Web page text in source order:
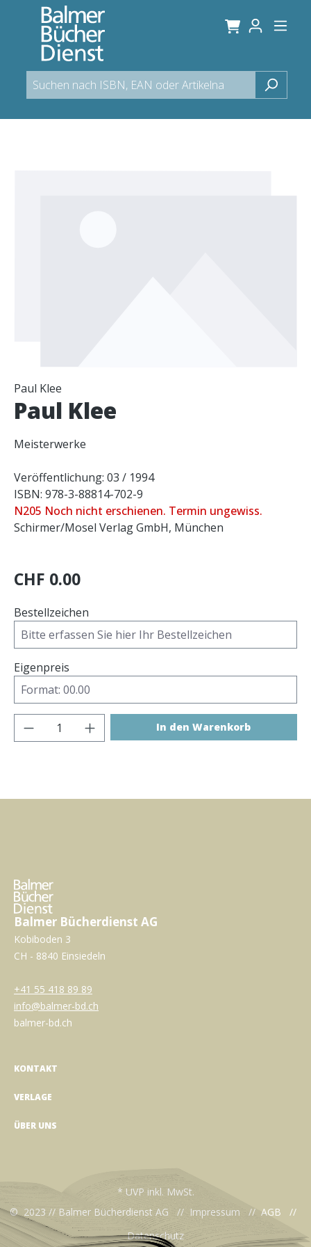
springen
Paul Klee
Paul Klee
Meisterwerke
Veröffentlichung: 03 / 1994
ISBN: 978-3-88814-702-9
N205 Noch nicht erschienen. Termin ungewiss.
Schirmer/Mosel Verlag GmbH, München
CHF 0.00
Bestellzeichen
Eigenpreis
Produkt Anzahl: Gib den gewünschten
In den Warenkorb
Balmer Bücherdienst AG
Kobiboden 3
CH - 8840 Einsiedeln
+41 55 418 89 89
info@balmer-bd.ch
balmer-bd.ch
KONTAKT
VERLAGE
ÜBER UNS
* UVP inkl. MwSt.
© 2023 // Balmer Bücherdienst AG // Impressum // AGB //
Datenschutz